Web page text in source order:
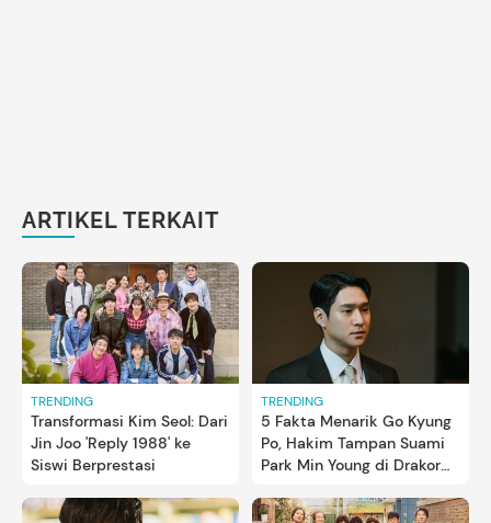
ARTIKEL TERKAIT
TRENDING
Transformasi Kim Seol: Dari
Jin Joo 'Reply 1988' ke
Siswi Berprestasi
TRENDING
5 Fakta Menarik Go Kyung
Po, Hakim Tampan Suami
Park Min Young di Drakor